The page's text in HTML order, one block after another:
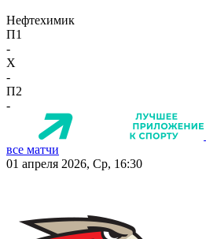
Нефтехимик
П1
-
X
-
П2
-
все матчи
01 апреля 2026, Ср, 16:30